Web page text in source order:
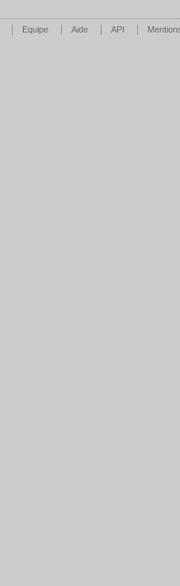
Equipe Aide API